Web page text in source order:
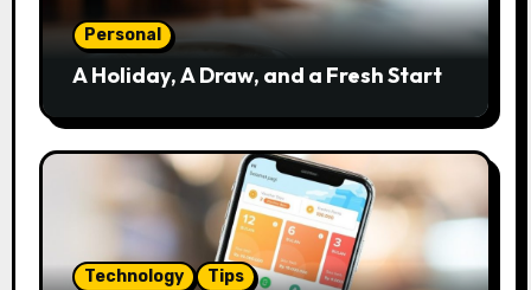
Personal
A Holiday, A Draw, and a Fresh Start
Technology Tips